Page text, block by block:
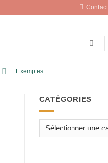
Contact
Exemples
CATÉGORIES
Catégories